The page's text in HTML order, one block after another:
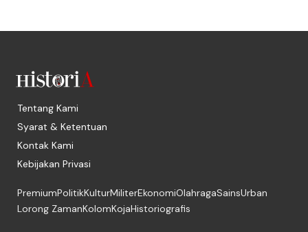
Tentang Kami
Syarat & Ketentuan
Kontak Kami
Kebijakan Privasi
PremiumPolitikKulturMiliterEkonomiOlahragaSainsUrban
Lorong ZamanKolomKojaHistoriografis